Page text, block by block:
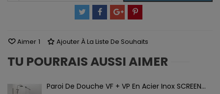
Aimer 1 Ajouter À La Liste De Souhaits
TU POURRAIS AUSSI AIMER
Paroi De Douche VF + VP En Acier Inox SCREEN...